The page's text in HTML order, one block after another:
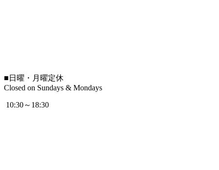
■ 日曜・月曜定休
Closed on Sundays & Mondays
10:30～18:30